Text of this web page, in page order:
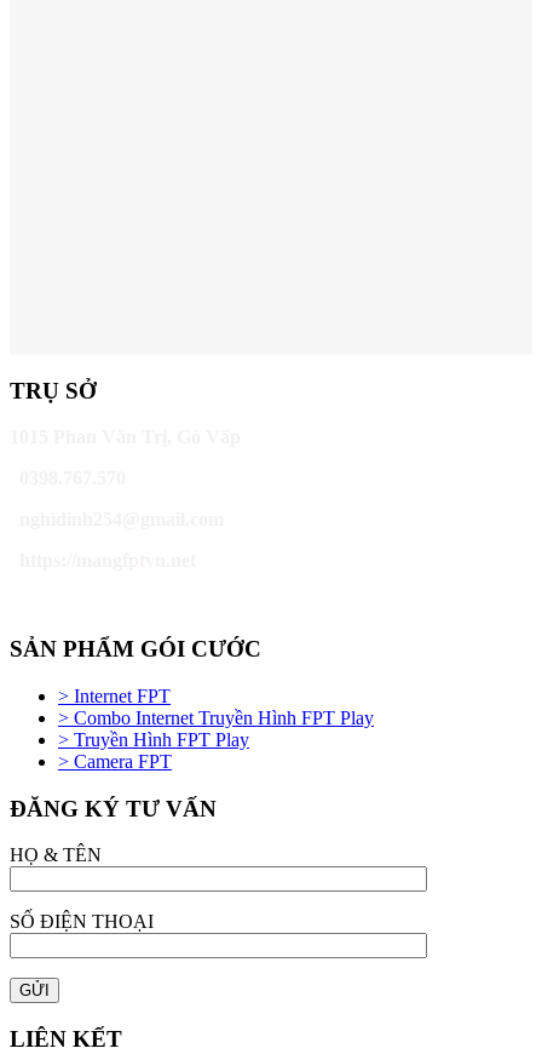
TRỤ SỞ
SẢN PHẨM GÓI CƯỚC
> Internet FPT
> Combo Internet Truyền Hình FPT Play
> Truyền Hình FPT Play
> Camera FPT
ĐĂNG KÝ TƯ VẤN
HỌ & TÊN
SỐ ĐIỆN THOẠI
LIÊN KẾT